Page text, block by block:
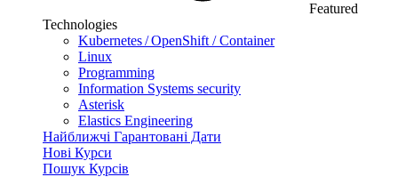
Featured
Technologies
Kubernetes / OpenShift / Container
Linux
Programming
Information Systems security
Asterisk
Elastics Engineering
Найближчі Гарантовані Дати
Нові Курси
Пошук Курсів